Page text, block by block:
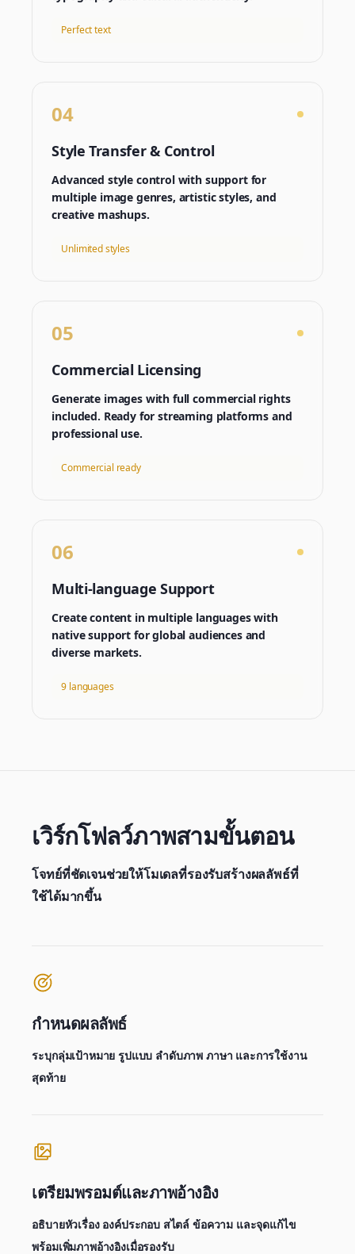
Perfect text
04
Style Transfer & Control
Advanced style control with support for
multiple image genres, artistic styles, and
creative mashups.
Unlimited styles
05
Commercial Licensing
Generate images with full commercial rights
included. Ready for streaming platforms and
professional use.
Commercial ready
06
Multi-language Support
Create content in multiple languages with
native support for global audiences and
diverse markets.
9 languages
เวิร์กโฟลว์ภาพสามขั้นตอน
โจทย์ที่ชัดเจนช่วยให้โมเดลที่รองรับสร้างผลลัพธ์ที่
ใช้ได้มากขึ้น
กำหนดผลลัพธ์
ระบุกลุ่มเป้าหมาย รูปแบบ ลำดับภาพ ภาษา และการใช้งาน
สุดท้าย
เตรียมพรอมต์และภาพอ้างอิง
อธิบายหัวเรื่อง องค์ประกอบ สไตล์ ข้อความ และจุดแก้ไข
พร้อมเพิ่มภาพอ้างอิงเมื่อรองรับ